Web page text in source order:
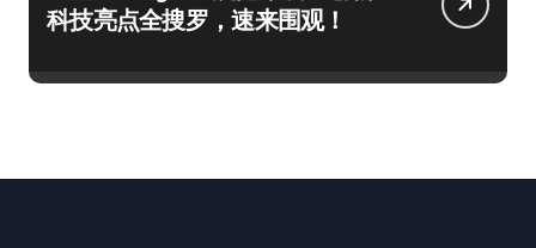
科技亮点全搜罗，速来围观！